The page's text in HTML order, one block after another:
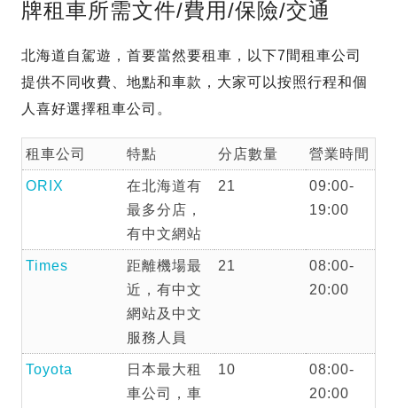
牌租車所需文件/費用/保險/交通
北海道自駕遊，首要當然要租車，以下7間租車公司
提供不同收費、地點和車款，大家可以按照行程和個
人喜好選擇租車公司。
租車公司 特點 分店數量 營業時間
ORIX
在北海道有
最多分店，
有中文網站
21
09:00-
19:00
Times
距離機場最
近，有中文
網站及中文
服務人員
21
08:00-
20:00
Toyota
日本最大租
車公司，車
10
08:00-
20:00